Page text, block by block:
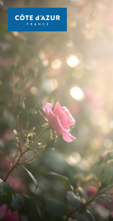
Aller
contenu
principal
DÉCOUVRIR
À FAIRE
SÉJOURNER